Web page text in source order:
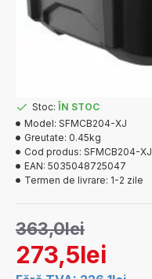
273,5lei
363,0lei
Stoc: ÎN STOC
Model: SFMCB204-XJ
Greutate: 0.45kg
Cod produs: SFMCB204-XJ
EAN: 5035048725047
Termen de livrare: 1-2 zile